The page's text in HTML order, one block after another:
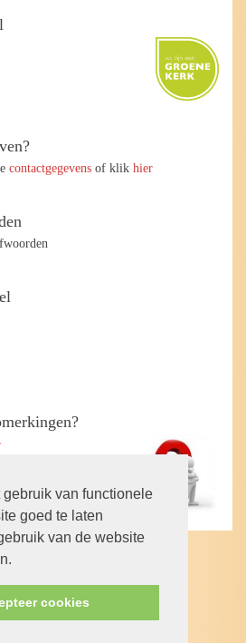
van functionele
goed te laten
van de website
cookies
contactgegevens of klik hier